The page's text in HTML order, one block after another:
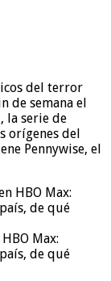
del terror
de semana el
la serie de
orígenes del
Pennywise, el
Max:
de qué